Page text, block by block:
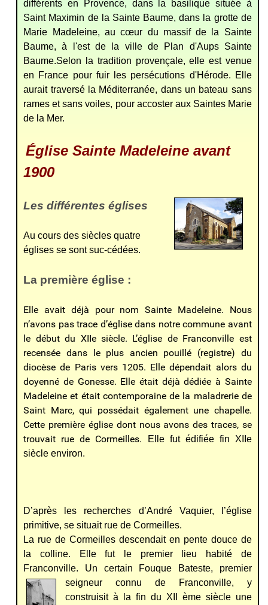
différents en Provence, dans la basilique située à
Saint Maximin de la Sainte Baume, dans la grotte de
Marie Madeleine, au cœur du massif de la Sainte
Baume, à l'est de la ville de Plan d'Aups Sainte
Baume.Selon la tradition provençale, elle est venue
en France pour fuir les persécutions d'Hérode. Elle
aurait traversé la Méditerranée, dans un bateau sans
rames et sans voiles, pour accoster aux Saintes Marie
de la Mer.
Église Sainte Madeleine avant
1900
Les différentes églises
Au cours des siècles quatre
églises se sont suc-cédées.
La première église :
Elle avait déjà pour nom Sainte Madeleine. Nous
n’avons pas trace d’église dans notre commune avant
le début du XIIe siècle. L’église de Franconville est
recensée dans le plus ancien pouillé (registre) du
diocèse de Paris vers 1205. Elle dépendait alors du
doyenné de Gonesse. Elle était déjà dédiée à Sainte
Madeleine et était contemporaine de la maladrerie de
Saint Marc, qui possédait également une chapelle.
Cette première église dont nous avons des traces, se
trouvait rue de Cormeilles.
Elle fut édifiée fin XIIe
siècle environ.
D’après les recherches d’André Vaquier, l’église
primitive, se situait rue de Cormeilles.
La rue de Cormeilles descendait en pente douce de
la colline. Elle fut le premier lieu habité de
Franconville. Un certain Fouque Bateste, premier
seigneur connu de Franconville, y
construisit à la fin du XII ème siècle une